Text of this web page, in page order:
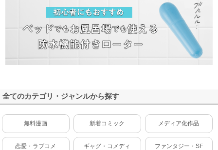
全てのカテゴリ・ジャンルから探す
無料漫画 新着コミック メディア化作品
恋愛・ラブコメ ギャグ・コメディ ファンタジー・SF